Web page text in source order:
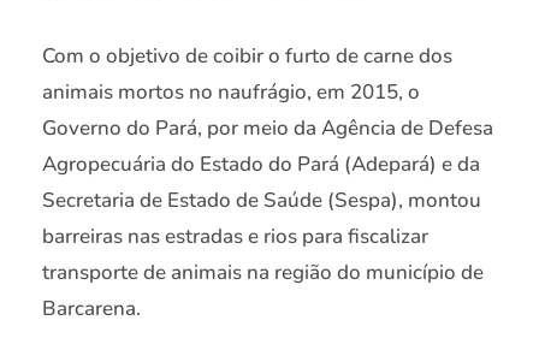
Com o objetivo de coibir o furto de carne dos
animais mortos no naufrágio, em 2015, o
Governo do Pará, por meio da Agência de Defesa
Agropecuária do Estado do Pará (Adepará) e da
Secretaria de Estado de Saúde (Sespa), montou
barreiras nas estradas e rios para fiscalizar
transporte de animais na região do município de
Barcarena.